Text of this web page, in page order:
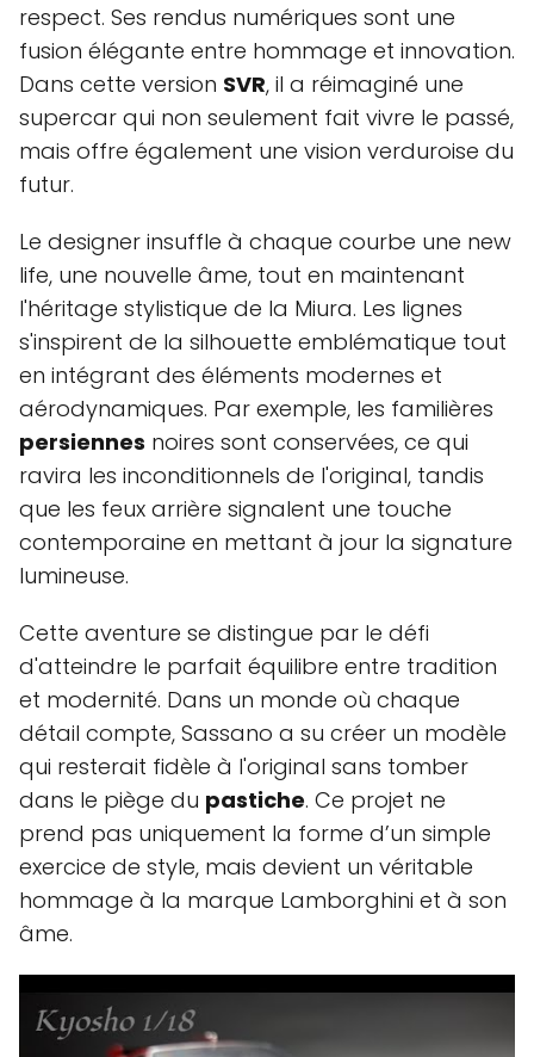
respect. Ses rendus numériques sont une
fusion élégante entre hommage et innovation.
Dans cette version SVR, il a réimaginé une
supercar qui non seulement fait vivre le passé,
mais offre également une vision verduroise du
futur.
Le designer insuffle à chaque courbe une new
life, une nouvelle âme, tout en maintenant
l'héritage stylistique de la Miura. Les lignes
s'inspirent de la silhouette emblématique tout
en intégrant des éléments modernes et
aérodynamiques. Par exemple, les familières
persiennes noires sont conservées, ce qui
ravira les inconditionnels de l'original, tandis
que les feux arrière signalent une touche
contemporaine en mettant à jour la signature
lumineuse.
Cette aventure se distingue par le défi
d'atteindre le parfait équilibre entre tradition
et modernité. Dans un monde où chaque
détail compte, Sassano a su créer un modèle
qui resterait fidèle à l'original sans tomber
dans le piège du pastiche. Ce projet ne
prend pas uniquement la forme d’un simple
exercice de style, mais devient un véritable
hommage à la marque Lamborghini et à son
âme.